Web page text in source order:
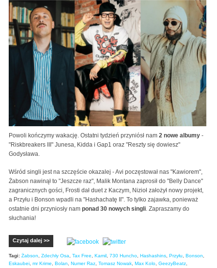
Powoli kończymy wakację. Ostatni tydzień przyniósł nam 2 nowe albumy -
"Riskbreakers III" Junesa, Kidda i Gap1 oraz "Reszty się dowiesz"
Godysława.
Wśród singli jest na szczęście okazalej - Avi poczęstował nas "Kawiorem",
Żabson nawinął to "Jeszcze raz", Malik Montana zaprosił do "Belly Dance"
zagranicznych gości, Frosti dał duet z Kaczym, Nizioł założył nowy projekt,
a Przyłu i Bonson wpadli na "Hashachatę II". To tylko zajawka, ponieważ
ostatnie dni przyniosły nam ponad 30 nowych singli. Zapraszamy do
słuchania!
Czytaj dalej >>
Tagi: Żabson, Zdechły Osa, Tax Free, Kamil, 730 Huncho, Hashashins, Przyłu, Bonson,
Eskaubei, mr Krime, Bolan, Numer Raz, Tomasz Nowak, Max Kolo, GeezyBeatz,